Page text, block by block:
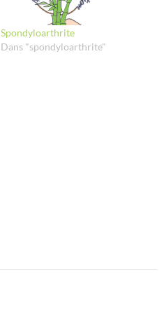
Spondyloarthrite
Dans "spondyloarthrite"